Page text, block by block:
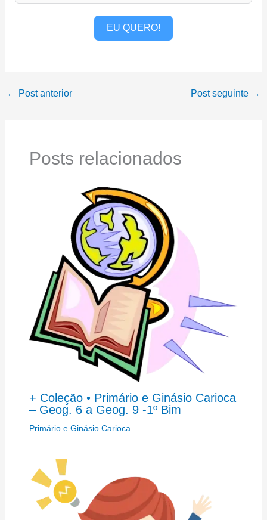
EU QUERO!
← Post anterior Post seguinte →
Posts relacionados
+ Coleção • Primário e Ginásio Carioca
– Geog. 6 a Geog. 9 -1º Bim
Primário e Ginásio Carioca